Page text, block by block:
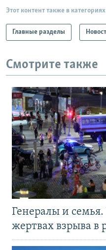
Этот контент также в категориях
Главные разделы
Смотрите также
Генералы и семья.
жертвах взрыва в